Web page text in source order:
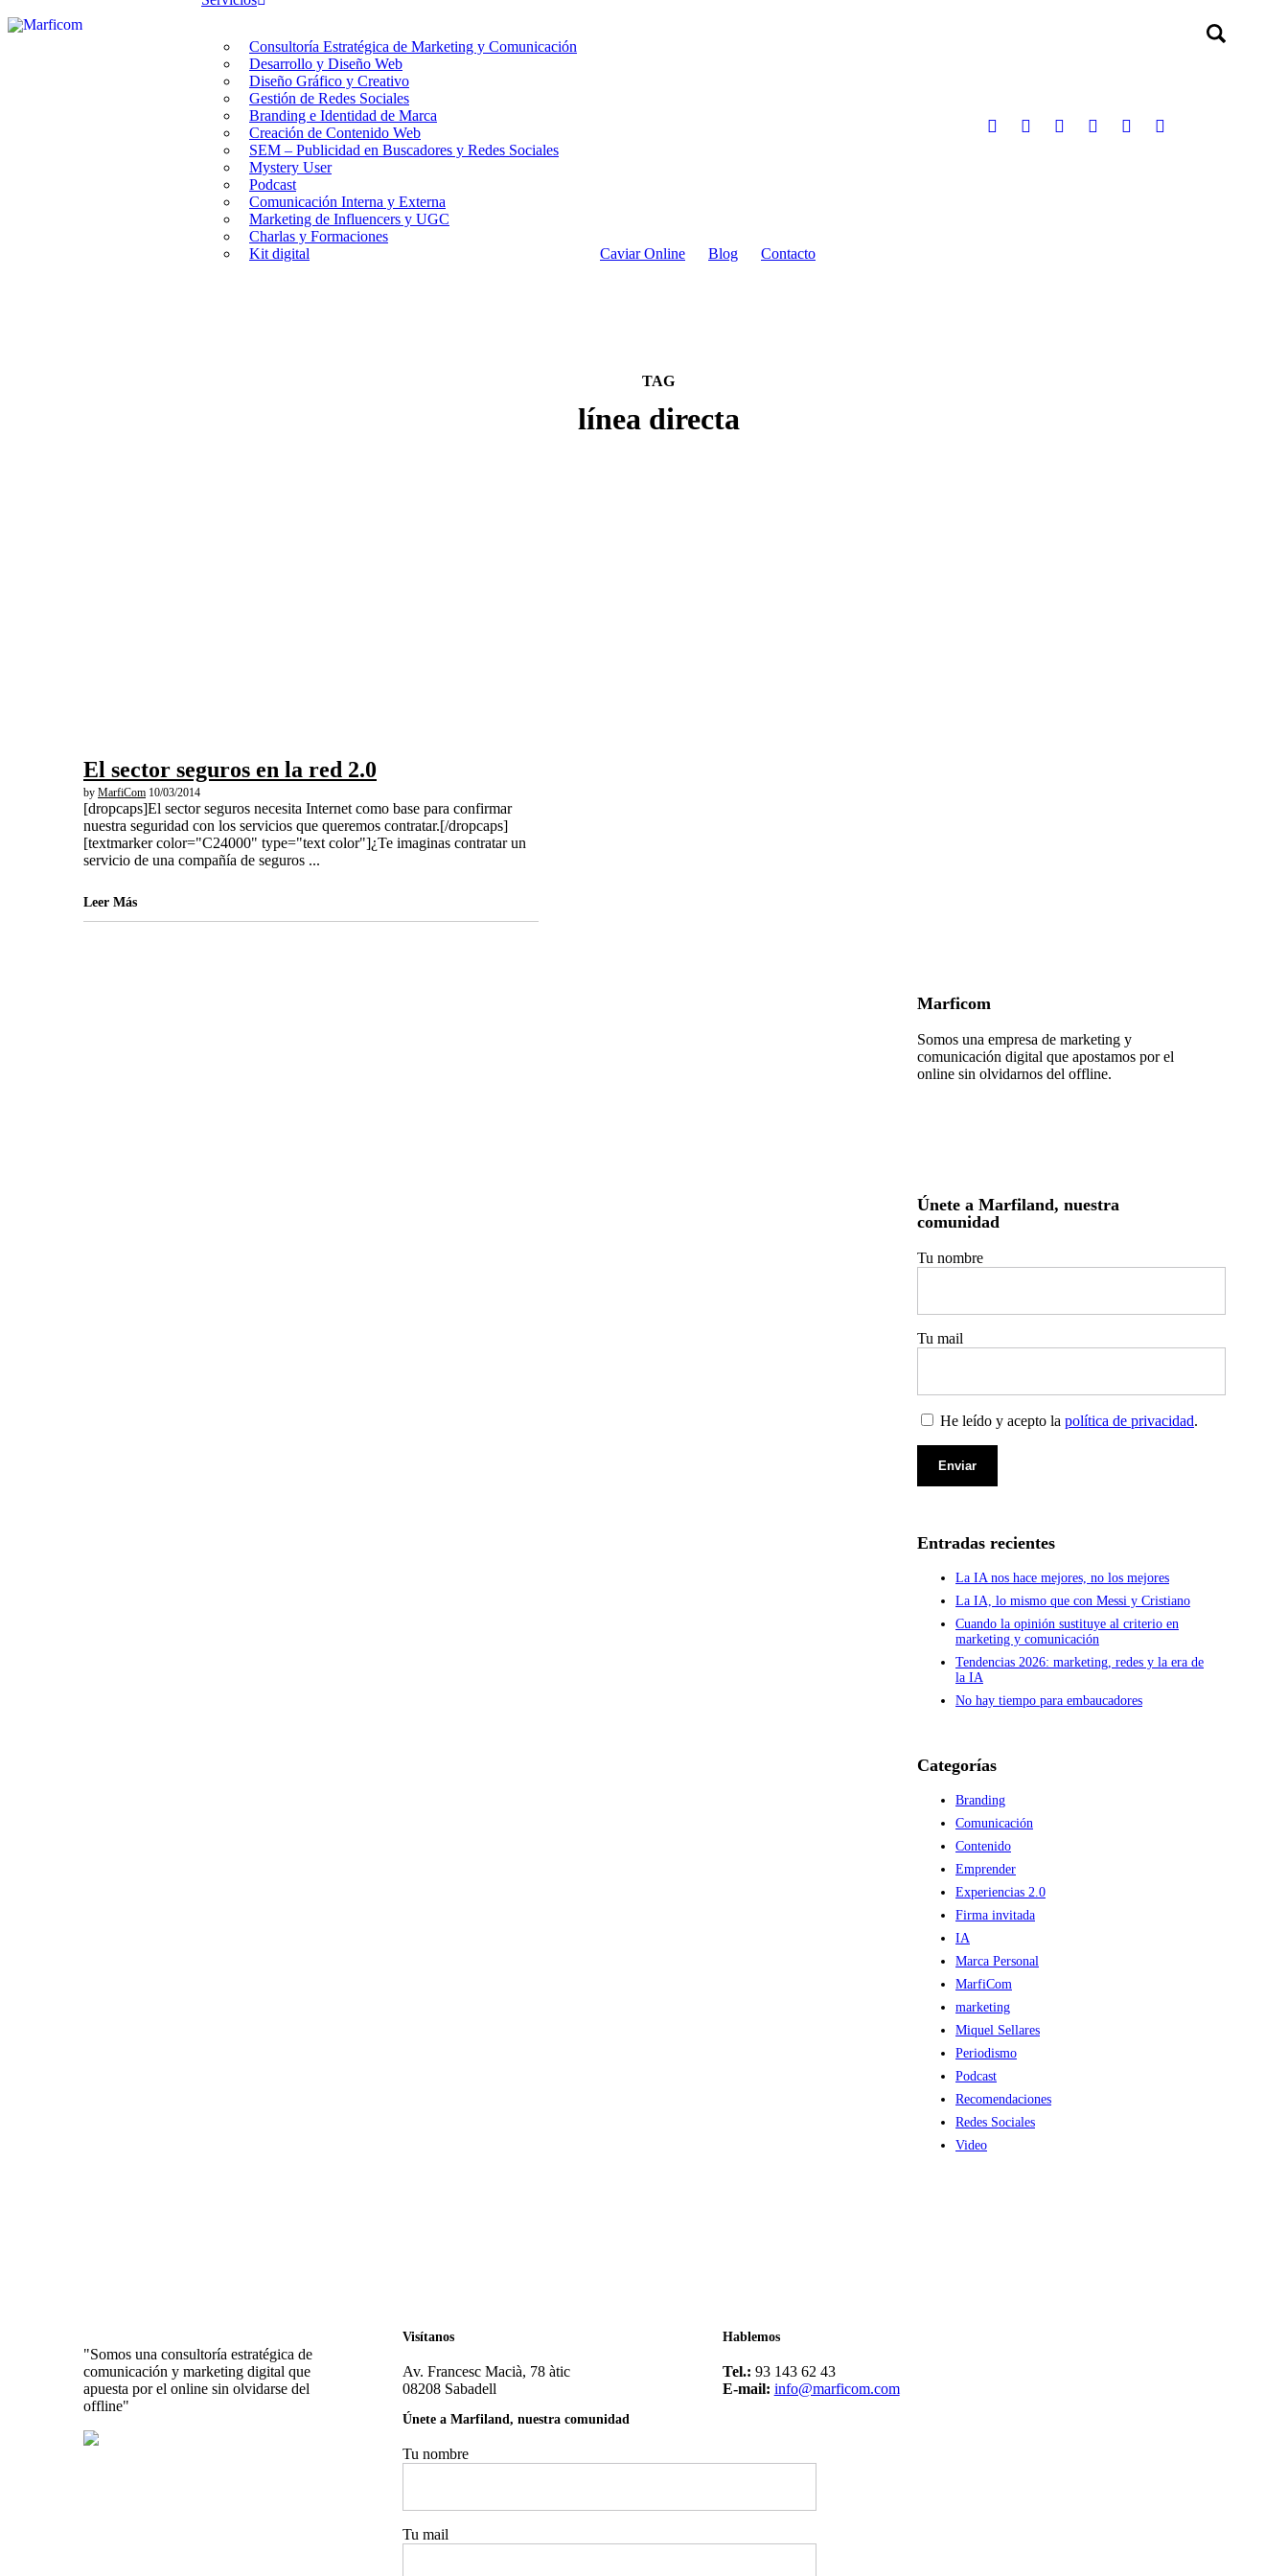
Consultoría Estratégica de Marketing y Comunicación
Desarrollo y Diseño Web
Diseño Gráfico y Creativo
Gestión de Redes Sociales
Branding e Identidad de Marca
Creación de Contenido Web
SEM – Publicidad en Buscadores y Redes Sociales
Mystery User
Podcast
Comunicación Interna y Externa
Marketing de Influencers y UGC
Charlas y Formaciones
Kit digital
Caviar Online Blog Contacto
TAG
línea directa
El sector seguros en la red 2.0
by MarfiCom 10/03/2014
[dropcaps]El sector seguros necesita Internet como base para confirmar
nuestra seguridad con los servicios que queremos contratar.[/dropcaps]
[textmarker color="C24000" type="text color"]¿Te imaginas contratar un
servicio de una compañía de seguros ...
Leer Más
Marficom
Somos una empresa de marketing y
comunicación digital que apostamos por el
online sin olvidarnos del offline.
Únete a Marfiland, nuestra
comunidad
Tu nombre
Tu mail
He leído y acepto la política de privacidad.
Entradas recientes
La IA nos hace mejores, no los mejores
La IA, lo mismo que con Messi y Cristiano
Cuando la opinión sustituye al criterio en
marketing y comunicación
Tendencias 2026: marketing, redes y la era de
la IA
No hay tiempo para embaucadores
Categorías
Branding
Comunicación
Contenido
Emprender
Experiencias 2.0
Firma invitada
IA
Marca Personal
MarfiCom
marketing
Miquel Sellares
Periodismo
Podcast
Recomendaciones
Redes Sociales
Video
"Somos una consultoría estratégica de
comunicación y marketing digital que
apuesta por el online sin olvidarse del
offline"
Visítanos
Av. Francesc Macià, 78 àtic
08208 Sabadell
Hablemos
Tel.: 93 143 62 43
E-mail: info@marficom.com
Únete a Marfiland, nuestra comunidad
Tu nombre
Tu mail